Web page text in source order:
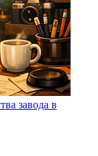
завода в